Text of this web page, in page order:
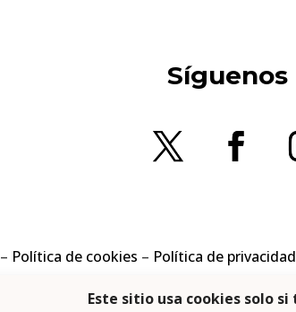
Síguenos
– Política de cookies – Política de privacidad